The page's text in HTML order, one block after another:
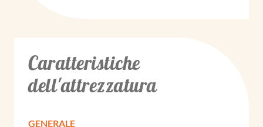
Caratteristiche
dell'attrezzatura
GENERALE